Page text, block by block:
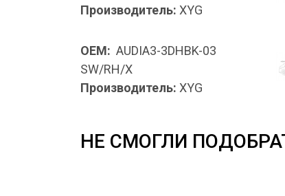
Производитель: XYG
OEM: AUDIA3-3DHBK-03
SW/RH/X
Производитель: XYG
НЕ СМОГЛИ